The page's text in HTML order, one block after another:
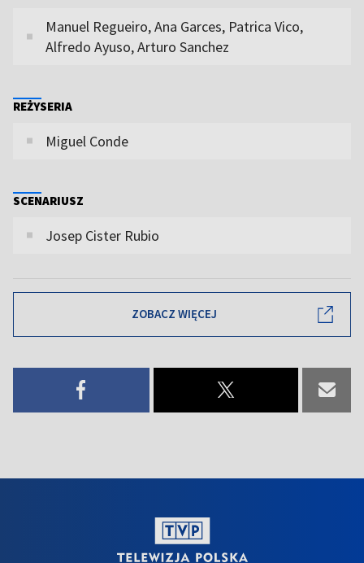
Manuel Regueiro, Ana Garces, Patrica Vico,
Alfredo Ayuso, Arturo Sanchez
REŻYSERIA
Miguel Conde
SCENARIUSZ
Josep Cister Rubio
ZOBACZ WIĘCEJ